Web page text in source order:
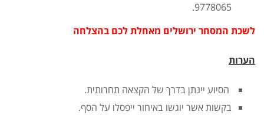
9778065.
לשכת המסחר ירושלים מאחלת לכם בהצלחה
הערות
הסיוע יינתן בדרך של הקצאה תחרותית.
בקשות אשר יוגשו באיחור ייפסלו על הסף.